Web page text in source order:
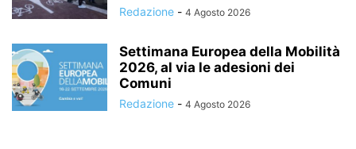
Redazione - 4 Agosto 2026
Settimana Europea della Mobilità
2026, al via le adesioni dei
Comuni
Redazione - 4 Agosto 2026